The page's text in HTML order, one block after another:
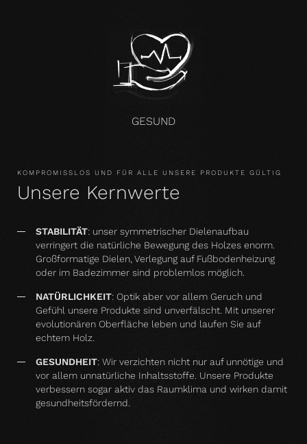
GESUND
KOMPROMISSLOS UND FÜR ALLE UNSERE PRODUKTE GÜLTIG
Unsere Kernwerte
STABILITÄT: unser symmetrischer Dielenaufbau
verringert die natürliche Bewegung des Holzes enorm.
Großformatige Dielen, Verlegung auf Fußbodenheizung
oder im Badezimmer sind problemlos möglich.
NATÜRLICHKEIT: Optik aber vor allem Geruch und
Gefühl unsere Produkte sind unverfälscht. Mit unserer
evolutionären Oberfläche leben und laufen Sie auf
echtem Holz.
GESUNDHEIT: Wir verzichten nicht nur auf unnötige und
vor allem unnatürliche Inhaltsstoffe. Unsere Produkte
verbessern sogar aktiv das Raumklima und wirken damit
gesundheitsfördernd.